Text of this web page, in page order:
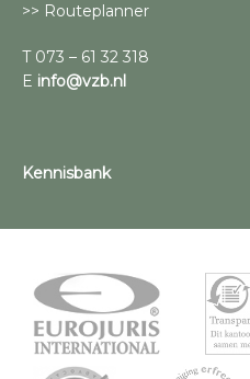
>> Routeplanner
T 073 – 61 32 318
E info@vzb.nl
Kennisbank